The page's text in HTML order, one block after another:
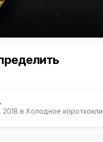
2018 в Холодное